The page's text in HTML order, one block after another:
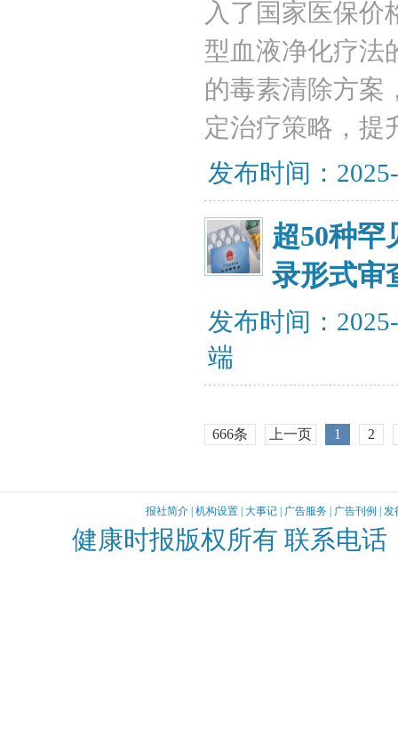
入了国家医保价
型血液净化疗法
的毒素清除方案
定治疗策略，提
发布时间：
超50种罕
录形式审
发布时间：
端
666条 上一页 1 2
报社简介 机构设置 大事记 广告服务 广告刊例 发
健康时报版权所有 联系电话